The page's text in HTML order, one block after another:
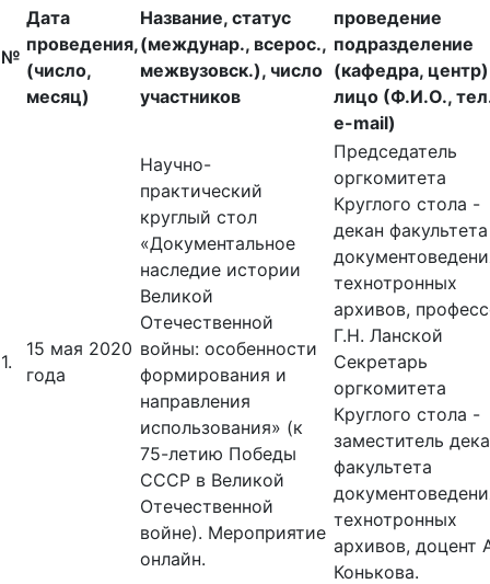
№
Дата
проведения,
(число,
месяц)
Название, статус
(междунар., всерос.,
межвузовск.), число
участников
проведение
подразделение
(кафедра,
лицо (Ф.И.О.,
e-mail)
1.
15 мая 2020
года
Научно-
практический
круглый стол
«Документальное
наследие истории
Великой
Отечественной
войны: особенности
формирования и
направления
использования» (к
75-летию Победы
СССР в Великой
Отечественной
войне). Мероприятие
онлайн.
Председатель
оргкомитета
Круглого стола -
декан факультета
технотронных
архивов,
Г.Н. Ланской
Секретарь
оргкомитета
Круглого стола -
заместитель
факультета
технотронных
архивов, доцент
Конькова.